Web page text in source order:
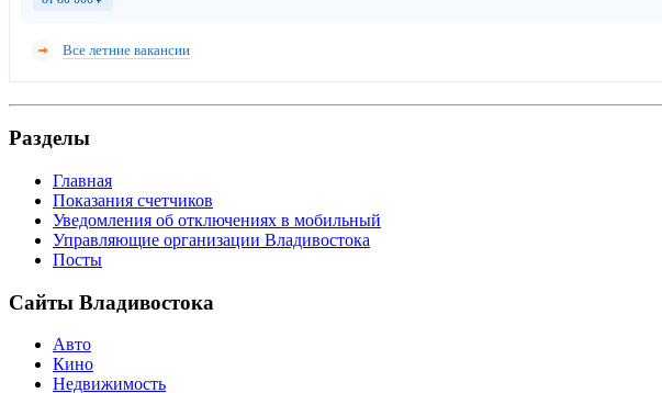
Все летние вакансии
Разделы
Главная
Показания счетчиков
Уведомления об отключениях в мобильный
Управляющие организации Владивостока
Посты
Сайты Владивостока
Авто
Кино
Недвижимость